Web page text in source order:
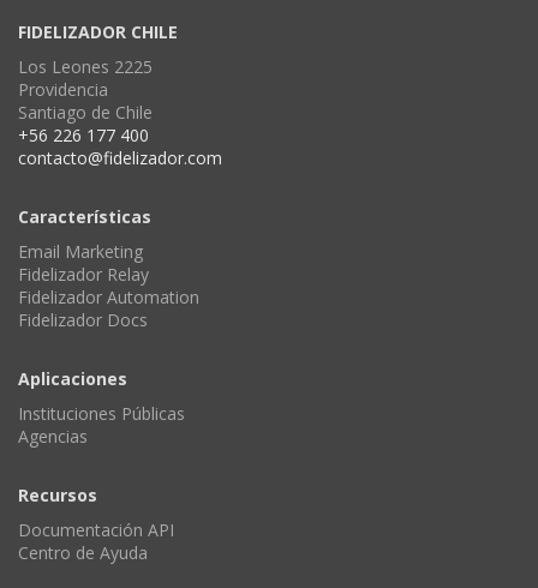
FIDELIZADOR CHILE
Los Leones 2225
Providencia
Santiago de Chile
+56 226 177 400
contacto@fidelizador.com
Características
Email Marketing
Fidelizador Relay
Fidelizador Automation
Fidelizador Docs
Aplicaciones
Instituciones Públicas
Agencias
Recursos
Documentación API
Centro de Ayuda